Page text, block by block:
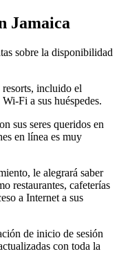
Jamaica
sobre la disponibilidad
incluido el
Fi a sus huéspedes.
sus seres queridos en
en línea es muy
le alegrará saber
restaurantes, cafeterías
a Internet a sus
de inicio de sesión
con toda la